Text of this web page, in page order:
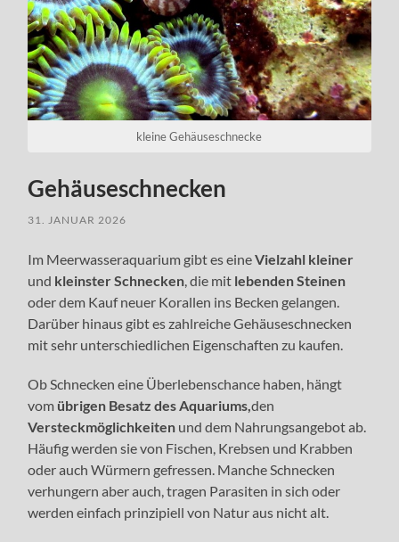
kleine Gehäuseschnecke
Gehäuseschnecken
31. JANUAR 2026
Im Meerwasseraquarium gibt es eineVielzahl kleiner
und kleinster Schnecken, die mit lebenden Steinen
oder dem Kauf neuer Korallen ins Becken gelangen.
Darüber hinaus gibt es zahlreiche Gehäuseschnecken
mit sehr unterschiedlichen Eigenschaften zu kaufen.
Ob Schnecken eine Überlebenschance haben, hängt
vom übrigen Besatz des Aquariums,den
Versteckmöglichkeiten und dem Nahrungsangebot ab.
Häufig werden sie von Fischen, Krebsen und Krabben
oder auch Würmern gefressen. Manche Schnecken
verhungern aber auch, tragen Parasiten in sich oder
werden einfach prinzipiell von Natur aus nicht alt.